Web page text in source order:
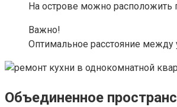
На острове можно расположить
Важно!
Оптимальное расстояние
Объединенное